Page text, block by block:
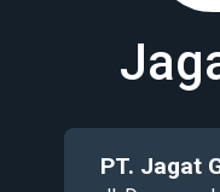
PT. Jagat